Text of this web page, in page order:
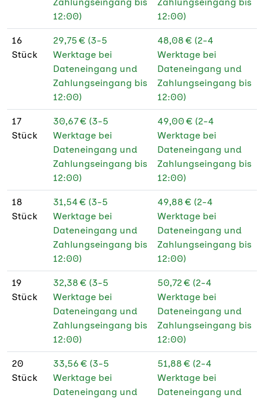
12:00)
12:00)
16
Stück
29,75 € (3-5
Werktage bei
Dateneingang und
Zahlungseingang bis
12:00)
48,08 € (2-4
Werktage bei
Dateneingang und
Zahlungseingang bis
12:00)
17
Stück
30,67 € (3-5
Werktage bei
Dateneingang und
Zahlungseingang bis
12:00)
49,00 € (2-4
Werktage bei
Dateneingang und
Zahlungseingang bis
12:00)
18
Stück
31,54 € (3-5
Werktage bei
Dateneingang und
Zahlungseingang bis
12:00)
49,88 € (2-4
Werktage bei
Dateneingang und
Zahlungseingang bis
12:00)
19
Stück
32,38 € (3-5
Werktage bei
Dateneingang und
Zahlungseingang bis
12:00)
50,72 € (2-4
Werktage bei
Dateneingang und
Zahlungseingang bis
12:00)
20
Stück
33,56 € (3-5
Werktage bei
Dateneingang und
51,88 € (2-4
Werktage bei
Dateneingang und